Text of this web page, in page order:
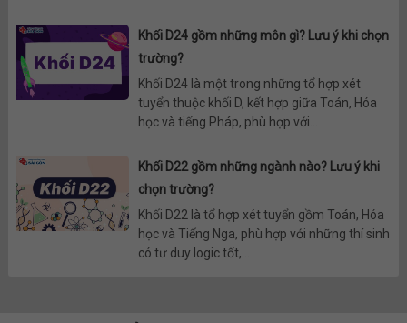
Khối D24 gồm những môn gì? Lưu ý khi chọn
trường?
Khối D24 là một trong những tổ hợp xét
tuyển thuộc khối D, kết hợp giữa Toán, Hóa
học và tiếng Pháp, phù hợp với...
Khối D22 gồm những ngành nào? Lưu ý khi
chọn trường?
Khối D22 là tổ hợp xét tuyển gồm Toán, Hóa
học và Tiếng Nga, phù hợp với những thí sinh
có tư duy logic tốt,...